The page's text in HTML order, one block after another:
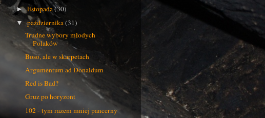
►listopada(30)
▼października(31)
Trudne wybory młodych
Polaków
Boso, ale w skarpetach
Argumentum ad Donaldum
Red is Bad?
Gruz po horyzont
102 - tym razem mniej pancerny